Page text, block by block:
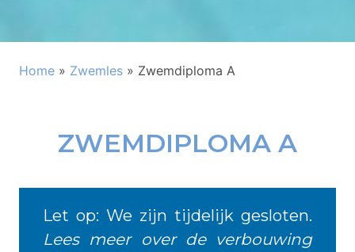
Home » Zwemles » Zwemdiploma A
ZWEMDIPLOMA A
Let op: We zijn tijdelijk gesloten.
Lees meer over de verbouwing